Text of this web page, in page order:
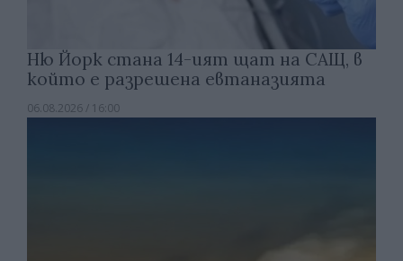
Ню Йорк стана 14-ият щат на САЩ, в
който е разрешена евтаназията
06.08.2026 / 16:00